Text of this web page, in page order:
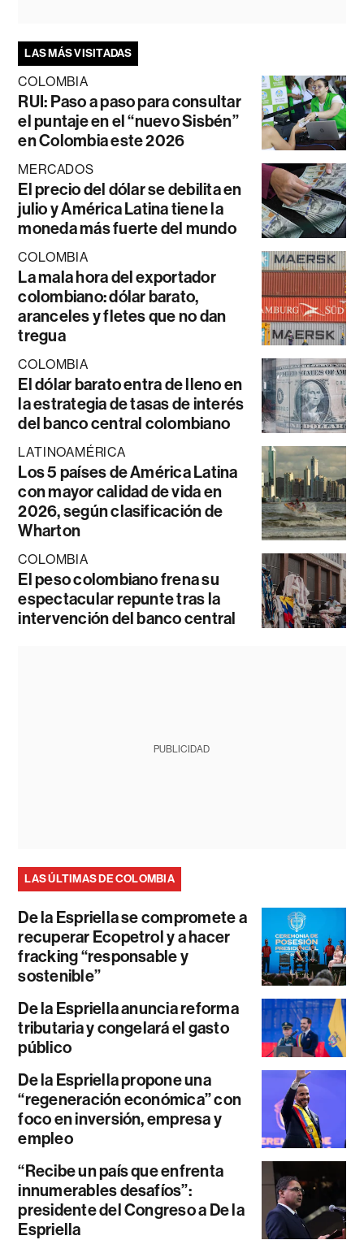
LAS MÁS VISITADAS
COLOMBIA
RUI: Paso a paso para consultar
el puntaje en el “nuevo Sisbén”
en Colombia este 2026
MERCADOS
El precio del dólar se debilita en
julio y América Latina tiene la
moneda más fuerte del mundo
COLOMBIA
La mala hora del exportador
colombiano: dólar barato,
aranceles y fletes que no dan
tregua
COLOMBIA
El dólar barato entra de lleno en
la estrategia de tasas de interés
del banco central colombiano
LATINOAMÉRICA
Los 5 países de América Latina
con mayor calidad de vida en
2026, según clasificación de
Wharton
COLOMBIA
El peso colombiano frena su
espectacular repunte tras la
intervención del banco central
PUBLICIDAD
LAS ÚLTIMAS DE COLOMBIA
De la Espriella se compromete a
recuperar Ecopetrol y a hacer
fracking “responsable y
sostenible”
De la Espriella anuncia reforma
tributaria y congelará el gasto
público
De la Espriella propone una
“regeneración económica” con
foco en inversión, empresa y
empleo
“Recibe un país que enfrenta
innumerables desafíos”:
presidente del Congreso a De la
Espriella